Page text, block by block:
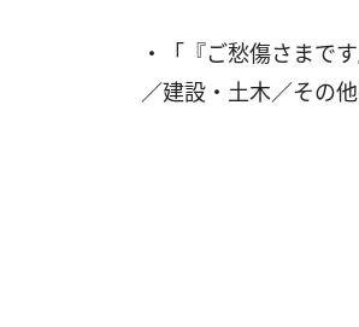
・「『ご愁傷さまで
／建設・土木／その他